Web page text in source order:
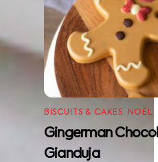
BISCUITS & CAKES, NOËL
Gingerman
Gianduja